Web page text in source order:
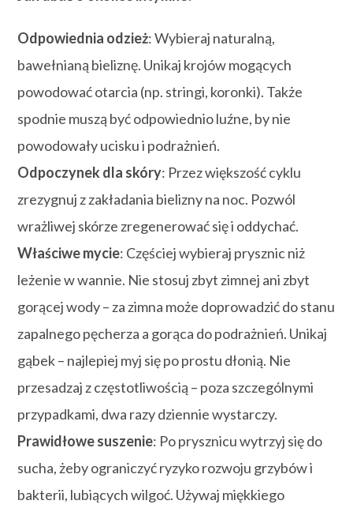
Odpowiednia odzież: Wybieraj naturalną,
bawełnianą bieliznę. Unikaj krojów mogących
powodować otarcia (np. stringi, koronki). Także
spodnie muszą być odpowiednio luźne, by nie
powodowały ucisku i podrażnień.
Odpoczynek dla skóry: Przez większość cyklu
zrezygnuj z zakładania bielizny na noc. Pozwól
wrażliwej skórze zregenerować się i oddychać.
Właściwe mycie: Częściej wybieraj prysznic niż
leżenie w wannie. Nie stosuj zbyt zimnej ani zbyt
gorącej wody – za zimna może doprowadzić do stanu
zapalnego pęcherza a gorąca do podrażnień. Unikaj
gąbek – najlepiej myj się po prostu dłonią. Nie
przesadzaj z częstotliwością – poza szczególnymi
przypadkami, dwa razy dziennie wystarczy.
Prawidłowe suszenie: Po prysznicu wytrzyj się do
sucha, żeby ograniczyć ryzyko rozwoju grzybów i
bakterii, lubiących wilgoć. Używaj miękkiego